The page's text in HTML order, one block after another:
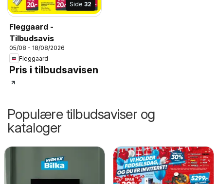
Side 32
Fleggaard -
Tilbudsavis
05/08 - 18/08/2026
Fleggaard
Pris i tilbudsavisen
Populære tilbudsaviser og
kataloger